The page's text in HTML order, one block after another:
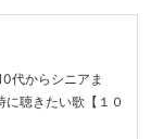
代からシニアま
聴きたい歌【１０